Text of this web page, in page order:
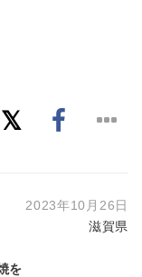
2023年10月26日
滋賀県
を